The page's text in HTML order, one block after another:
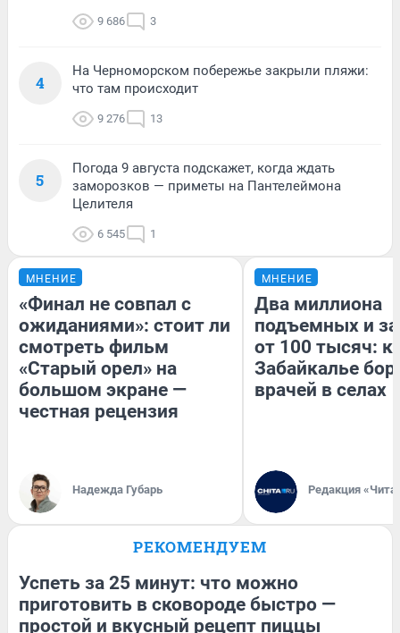
9 686 3
4
На Черноморском побережье закрыли пляжи:
что там происходит
9 276 13
5
Погода 9 августа подскажет, когда ждать
заморозков — приметы на Пантелеймона
Целителя
6 545 1
МНЕНИЕ
«Финал не совпал с
ожиданиями»: стоит ли
смотреть фильм
«Старый орел» на
большом экране —
честная рецензия
Надежда Губарь
МНЕНИЕ
Два миллиона
подъемных и
от 100 тысяч:
Забайкалье
врачей в селах
Редакция
РЕКОМЕНДУЕМ
Успеть за 25 минут: что можно
приготовить в сковороде быстро —
простой и вкусный рецепт пиццы